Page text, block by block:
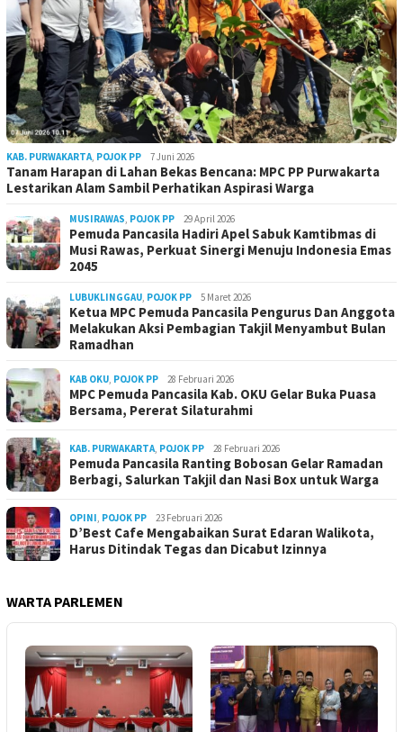
KAB. PURWAKARTA, POJOK PP 7 Juni 2026
Tanam Harapan di Lahan Bekas Bencana: MPC PP Purwakarta
Lestarikan Alam Sambil Perhatikan Aspirasi Warga
MUSIRAWAS, POJOK PP 29 April 2026
Pemuda Pancasila Hadiri Apel Sabuk Kamtibmas di
Musi Rawas, Perkuat Sinergi Menuju Indonesia Emas
2045
LUBUKLINGGAU, POJOK PP 5 Maret 2026
Ketua MPC Pemuda Pancasila Pengurus Dan Anggota
Melakukan Aksi Pembagian Takjil Menyambut Bulan
Ramadhan
KAB OKU, POJOK PP 28 Februari 2026
MPC Pemuda Pancasila Kab. OKU Gelar Buka Puasa
Bersama, Pererat Silaturahmi
KAB. PURWAKARTA, POJOK PP 28 Februari 2026
Pemuda Pancasila Ranting Bobosan Gelar Ramadan
Berbagi, Salurkan Takjil dan Nasi Box untuk Warga
OPINI, POJOK PP 23 Februari 2026
D’Best Cafe Mengabaikan Surat Edaran Walikota,
Harus Ditindak Tegas dan Dicabut Izinnya
WARTA PARLEMEN